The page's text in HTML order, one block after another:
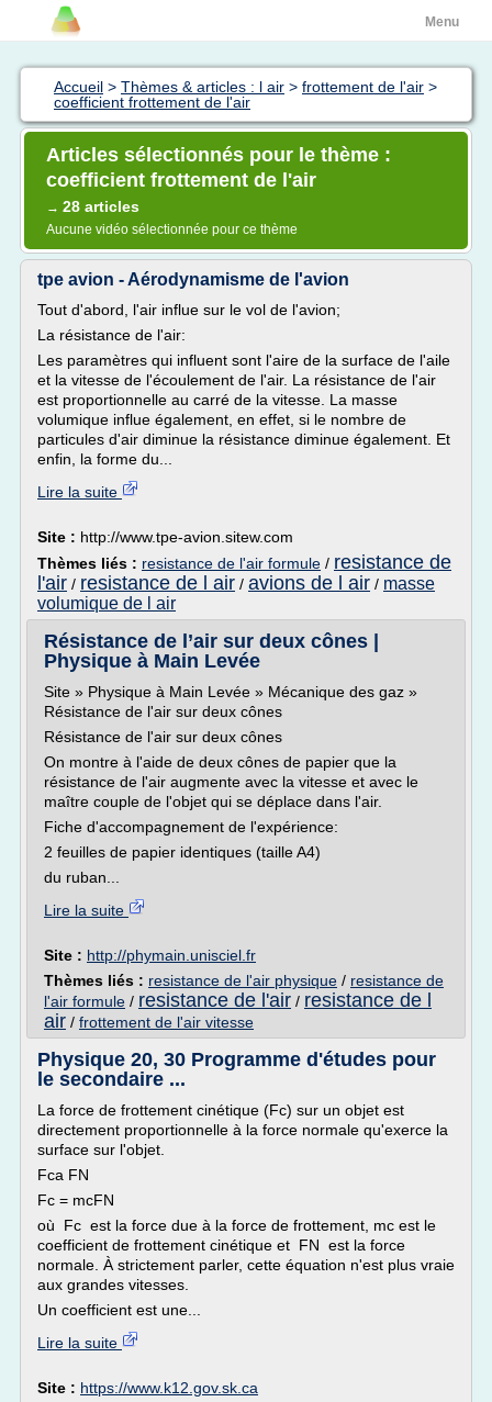
Menu
Accueil > Thèmes & articles : l air > frottement de l'air >
coefficient frottement de l'air
Articles sélectionnés pour le thème :
coefficient frottement de l'air
→ 28 articles
Aucune vidéo sélectionnée pour ce thème
tpe avion - Aérodynamisme de l'avion
Tout d'abord, l'air influe sur le vol de l'avion;
La résistance de l'air:
Les paramètres qui influent sont l'aire de la surface de l'aile
et la vitesse de l'écoulement de l'air. La résistance de l'air
est proportionnelle au carré de la vitesse. La masse
volumique influe également, en effet, si le nombre de
particules d'air diminue la résistance diminue également. Et
enfin, la forme du...
Lire la suite
Site : http://www.tpe-avion.sitew.com
Thèmes liés : resistance de l'air formule / resistance de
l'air / resistance de l air / avions de l air / masse
volumique de l air
Résistance de l’air sur deux cônes |
Physique à Main Levée
Site » Physique à Main Levée » Mécanique des gaz »
Résistance de l'air sur deux cônes
Résistance de l'air sur deux cônes
On montre à l'aide de deux cônes de papier que la
résistance de l'air augmente avec la vitesse et avec le
maître couple de l'objet qui se déplace dans l'air.
Fiche d'accompagnement de l'expérience:
2 feuilles de papier identiques (taille A4)
du ruban...
Lire la suite
Site : http://phymain.unisciel.fr
Thèmes liés : resistance de l'air physique / resistance de
l'air formule / resistance de l'air / resistance de l
air / frottement de l'air vitesse
Physique 20, 30 Programme d'études pour
le secondaire ...
La force de frottement cinétique (Fc) sur un objet est
directement proportionnelle à la force normale qu'exerce la
surface sur l'objet.
Fca FN
Fc = mcFN
où Fc est la force due à la force de frottement, mc est le
coefficient de frottement cinétique et FN est la force
normale. À strictement parler, cette équation n'est plus vraie
aux grandes vitesses.
Un coefficient est une...
Lire la suite
Site : https://www.k12.gov.sk.ca